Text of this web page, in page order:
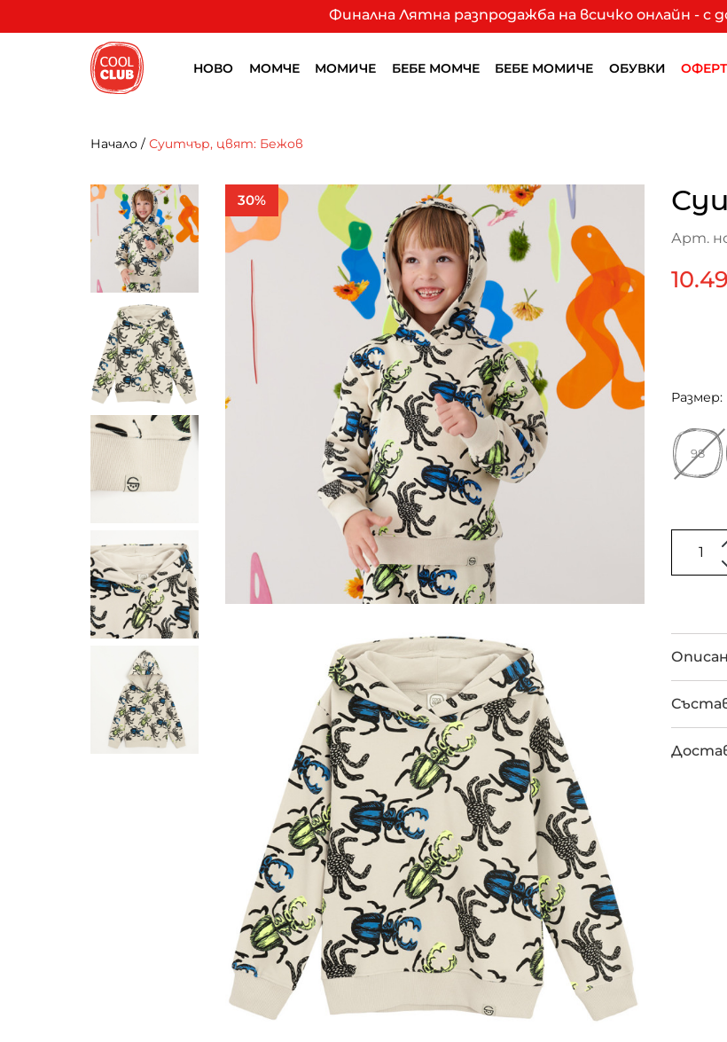
Финална Лятна разпродажба на всичко онлайн - с
НОВО МОМЧЕ МОМИЧЕ БЕБЕ МОМЧЕ БЕБЕ МОМИЧЕ ОБУВКИ
Начало / Суитчър, цвят: Бежов
30%
Арт.
98